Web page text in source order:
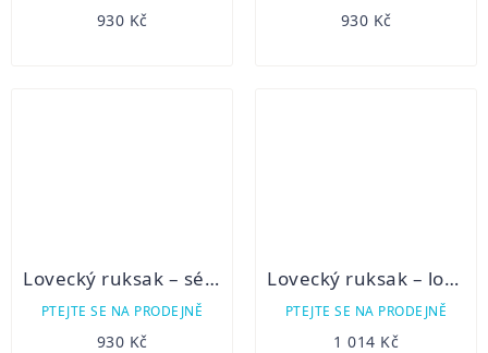
930 Kč 930 Kč
Lovecký ruksak – ségl 3B/1
PTEJTE SE NA PRODEJNĚ
930 Kč
Lovecký ruksak – lovecké plátno 15B/3
PTEJTE SE NA PRODEJNĚ
1 014 Kč